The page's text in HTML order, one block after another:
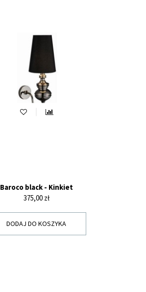
Baroco black - Kinkiet
Cena
375,00 zł
DODAJ DO KOSZYKA